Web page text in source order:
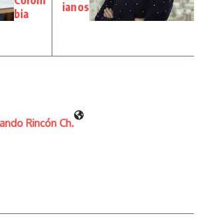
bia
ianos
Rincón Ch.